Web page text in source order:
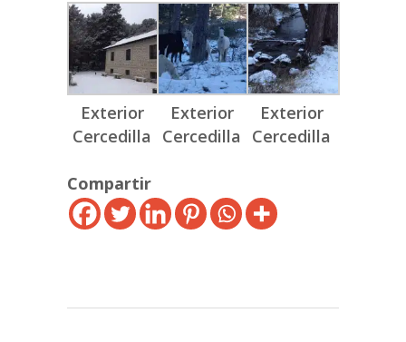
Exterior
Cercedilla
Exterior
Cercedilla
Exterior
Cercedilla
Compartir